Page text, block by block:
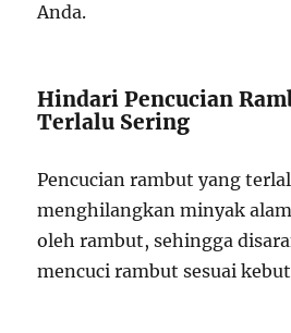
Anda.
Hindari Pencucian
Terlalu Sering
Pencucian rambut yang
menghilangkan minyak
oleh rambut, sehingga
mencuci rambut sesuai